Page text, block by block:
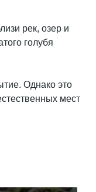
рек, озер и
голубя
Однако это
мест